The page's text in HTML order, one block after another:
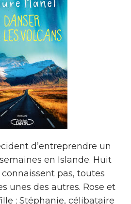
d’entreprendre un
en Islande. Huit
pas, toutes
unes des autres. Rose et
; Stéphanie, célibataire